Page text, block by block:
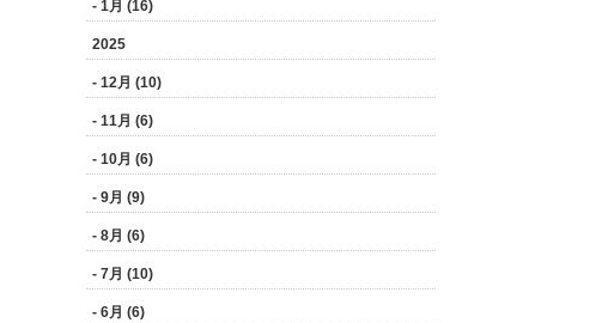
- 1月 (16)
2025
- 12月 (10)
- 11月 (6)
- 10月 (6)
- 9月 (9)
- 8月 (6)
- 7月 (10)
- 6月 (6)